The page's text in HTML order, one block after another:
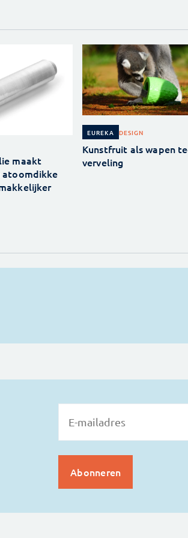
maakt
atoomdikke
EUREKA DESIGN
Kunstfruit als wapen
verveling